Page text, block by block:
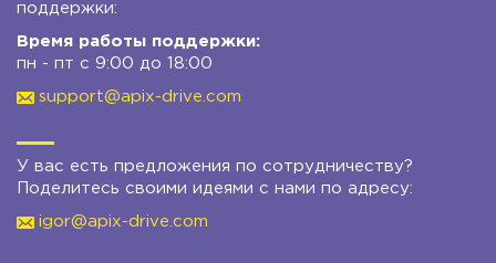
поддержки:
Время работы поддержки:
пн - пт с 9:00 до 18:00
support@apix-drive.com
У вас есть предложения по сотрудничеству?
Поделитесь своими идеями с нами по адресу:
igor@apix-drive.com